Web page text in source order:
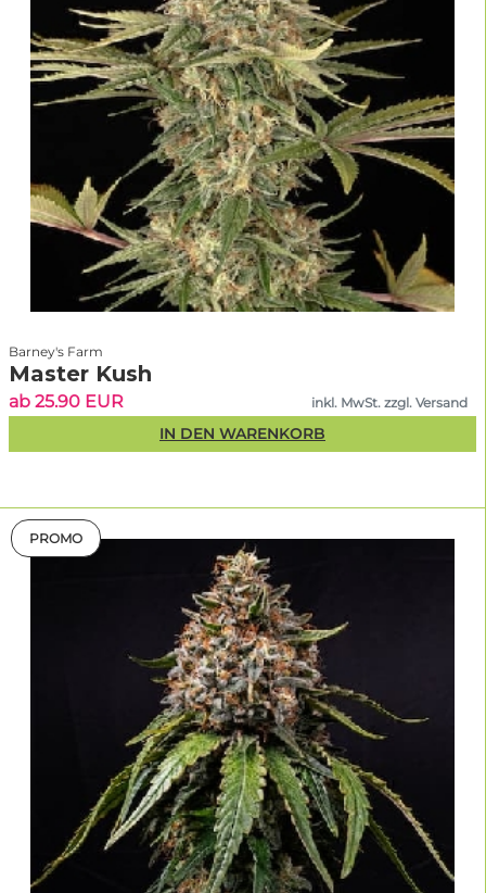
Barney's Farm
Master Kush
ab 25.90 EUR inkl. MwSt. zzgl. Versand
IN DEN WARENKORB
PROMO